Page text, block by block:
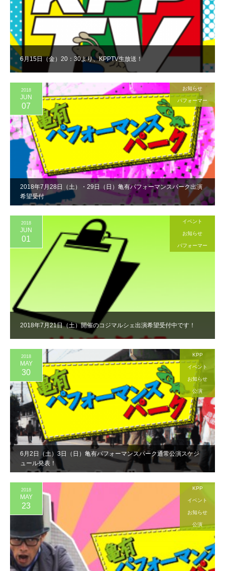
6月15日（金）20：30より、KPPTV生放送！
2018年7月28日（土）・29日（日）亀有パフォーマンスパーク出演
希望受付
2018
JUN
07
お知らせ
パフォーマー
2018年7月21日（土）開催のコジマルシェ出演希望受付中です！
2018
JUN
01
イベント
お知らせ
パフォーマー
6月2日（土）3日（日）亀有パフォーマンスパーク通常公演スケジ
ュール発表！
2018
MAY
30
KPP
イベント
お知らせ
公演
2018
MAY
23
KPP
イベント
お知らせ
公演